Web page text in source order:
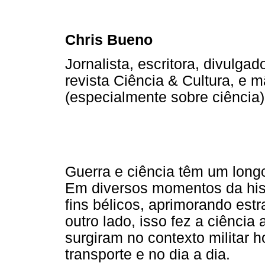
Chris Bueno
Jornalista, escritora,
revista Ciência & Cultura, e
(especialmente sobre ciência)
Guerra e ciência têm um
Em diversos momentos da
fins bélicos, aprimorando
outro lado, isso fez a ciência
surgiram no contexto militar
transporte e no dia a dia.